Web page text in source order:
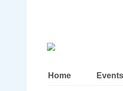
Home Events